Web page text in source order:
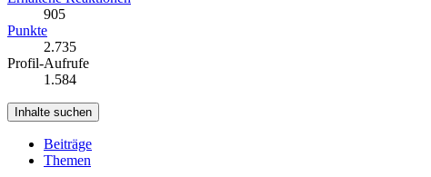
905
Punkte
2.735
Profil-Aufrufe
1.584
Inhalte suchen
Beiträge
Themen